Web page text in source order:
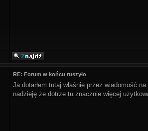
RE: Forum w końcu ruszyło
Ja dotarłem tutaj właśnie przez wiadomość
nadzieję że dotrze tu znacznie więcej